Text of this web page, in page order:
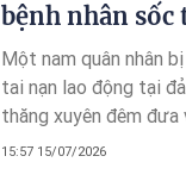
bệnh nhân sốc
Một nam quân nhân
tai nạn lao động tại
thăng xuyên đêm đưa
vàng” nhằm hạn chế
15:57 15/07/2026